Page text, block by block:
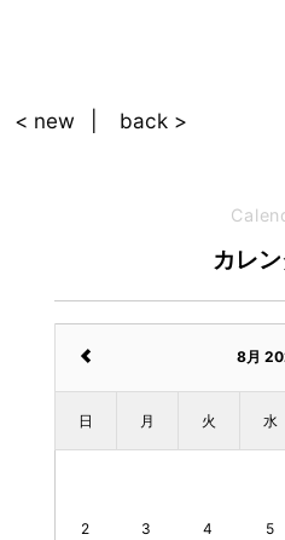
< new back >
カレ
8月
日 月 火 水
2 3 4 5